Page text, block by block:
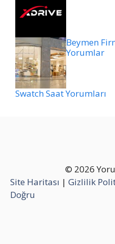
Beymen
Yorumlar
Swatch Saat Yorumları
© 2026
Site Haritası | Gizlilik
Doğru